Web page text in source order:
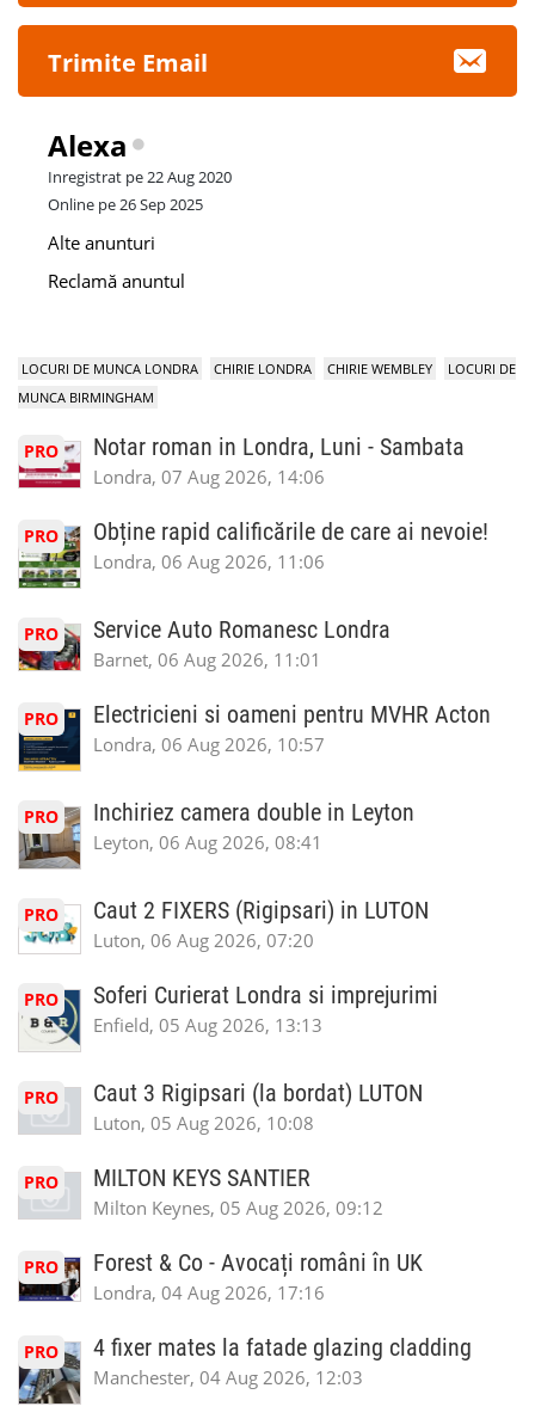
Trimite Email
Alexa
Inregistrat pe 22 Aug 2020
Online pe 26 Sep 2025
Alte anunturi
Reclamă anuntul
LOCURI DE MUNCA LONDRA CHIRIE LONDRA CHIRIE WEMBLEY
LOCURI DE
MUNCA BIRMINGHAM
PRO Notar roman in Londra, Luni - Sambata
Londra, 07 Aug 2026, 14:06
PRO Obține rapid calificările de care ai nevoie!
Londra, 06 Aug 2026, 11:06
PRO Service Auto Romanesc Londra
Barnet, 06 Aug 2026, 11:01
PRO Electricieni si oameni pentru MVHR Acton
Londra, 06 Aug 2026, 10:57
PRO Inchiriez camera double in Leyton
Leyton, 06 Aug 2026, 08:41
PRO Caut 2 FIXERS (Rigipsari) in LUTON
Luton, 06 Aug 2026, 07:20
PRO Soferi Curierat Londra si imprejurimi
Enfield, 05 Aug 2026, 13:13
PRO Caut 3 Rigipsari (la bordat) LUTON
Luton, 05 Aug 2026, 10:08
PRO MILTON KEYS SANTIER
Milton Keynes, 05 Aug 2026, 09:12
PRO Forest & Co - Avocați români în UK
Londra, 04 Aug 2026, 17:16
PRO 4 fixer mates la fatade glazing cladding
Manchester, 04 Aug 2026, 12:03